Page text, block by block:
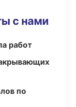
с нами
работ
по